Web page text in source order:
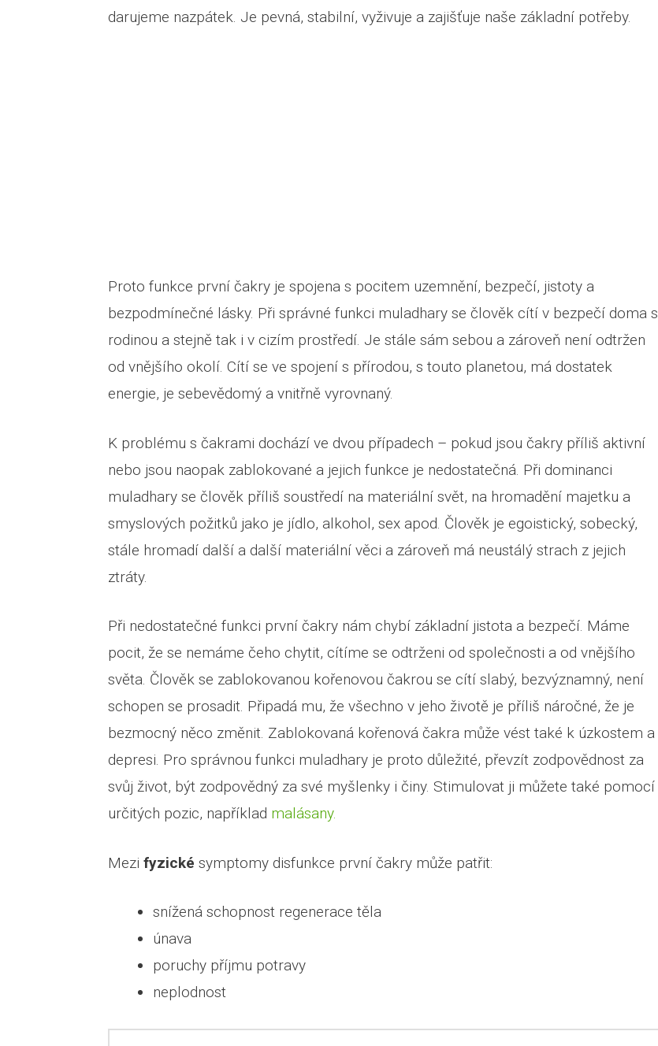
darujeme nazpátek. Je pevná, stabilní, vyživuje a zajišťuje naše základní potřeby.
Proto funkce první čakry je spojena s pocitem uzemnění, bezpečí, jistoty a
bezpodmínečné lásky. Při správné funkci muladhary se člověk cítí v bezpečí doma s
rodinou a stejně tak i v cizím prostředí. Je stále sám sebou a zároveň není odtržen
od vnějšího okolí. Cítí se ve spojení s přírodou, s touto planetou, má dostatek
energie, je sebevědomý a vnitřně vyrovnaný.
K problému s čakrami dochází ve dvou případech – pokud jsou čakry příliš aktivní
nebo jsou naopak zablokované a jejich funkce je nedostatečná. Při dominanci
muladhary se člověk příliš soustředí na materiální svět, na hromadění majetku a
smyslových požitků jako je jídlo, alkohol, sex apod. Člověk je egoistický, sobecký,
stále hromadí další a další materiální věci a zároveň má neustálý strach z jejich
ztráty.
Při nedostatečné funkci první čakry nám chybí základní jistota a bezpečí. Máme
pocit, že se nemáme čeho chytit, cítíme se odtrženi od společnosti a od vnějšího
světa. Člověk se zablokovanou kořenovou čakrou se cítí slabý, bezvýznamný, není
schopen se prosadit. Připadá mu, že všechno v jeho životě je příliš náročné, že je
bezmocný něco změnit. Zablokovaná kořenová čakra může vést také k úzkostem a
depresi. Pro správnou funkci muladhary je proto důležité, převzít zodpovědnost za
svůj život, být zodpovědný za své myšlenky i činy. Stimulovat ji můžete také pomocí
určitých pozic, například malásany.
Mezi fyzické symptomy disfunkce první čakry může patřit:
snížená schopnost regenerace těla
únava
poruchy příjmu potravy
neplodnost